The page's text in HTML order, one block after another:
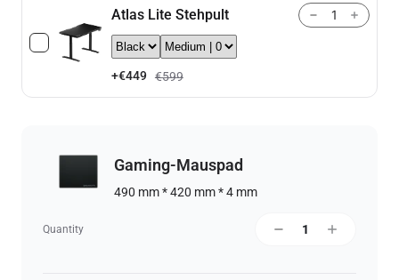
Atlas Lite Stehpult
+€449 €599
Gaming-Mauspad
490 mm * 420 mm * 4 mm
Quantity